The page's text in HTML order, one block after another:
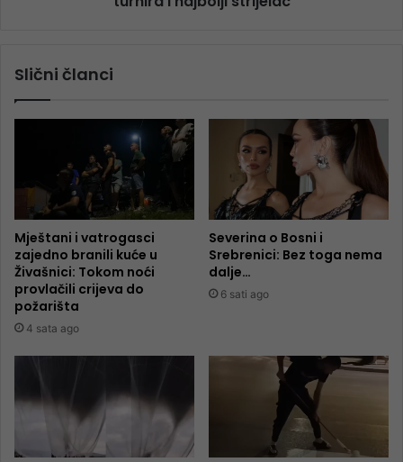
Slični članci
Mještani i vatrogasci
zajedno branili kuće u
Živašnici: Tokom noći
provlačili crijeva do
požarišta
4 sata ago
Severina o Bosni i
Srebrenici: Bez toga nema
dalje…
6 sati ago